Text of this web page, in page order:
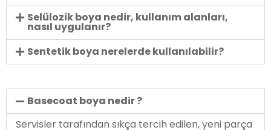
Selülozik boya nedir, kullanım alanları,
nasıl uygulanır?
Sentetik boya nerelerde kullanılabilir?
Basecoat boya nedir ?
Servisler tarafından sıkça tercih edilen, yeni parça